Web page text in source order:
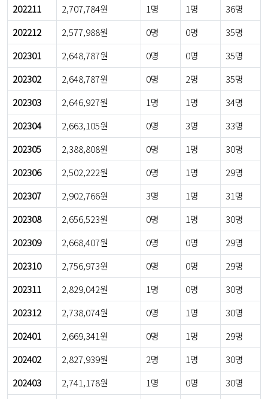
202211 2,707,784원 1명 1명
36명
202212
2,577,988원 0명 0명
35명
202301
2,648,787원 0명 0명
35명
202302
2,648,787원 0명 2명
35명
202303
2,646,927원 1명 1명
34명
202304
2,663,105원 0명 3명
33명
202305
2,388,808원 0명 1명
30명
202306
2,502,222원 0명 1명
29명
202307
2,902,766원 3명 1명
31명
202308
2,656,523원 0명 1명
30명
202309
2,668,407원 0명 0명
29명
202310
2,756,973원 0명 0명
29명
202311
2,829,042원 1명 0명
30명
202312
2,738,074원 0명 1명
30명
202401
2,669,341원 0명 1명
29명
202402
2,827,939원 2명 1명
30명
202403
2,741,178원 1명 0명
30명